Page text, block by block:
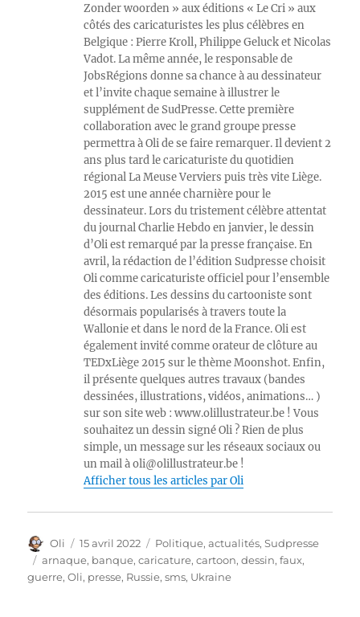
Zonder woorden » aux éditions « Le Cri » aux
côtés des caricaturistes les plus célèbres en
Belgique : Pierre Kroll, Philippe Geluck et Nicolas
Vadot. La même année, le responsable de
JobsRégions donne sa chance à au dessinateur
et l’invite chaque semaine à illustrer le
supplément de SudPresse. Cette première
collaboration avec le grand groupe presse
permettra à Oli de se faire remarquer. Il devient 2
ans plus tard le caricaturiste du quotidien
régional La Meuse Verviers puis très vite Liège.
2015 est une année charnière pour le
dessinateur. Lors du tristement célèbre attentat
du journal Charlie Hebdo en janvier, le dessin
d’Oli est remarqué par la presse française. En
avril, la rédaction de l’édition Sudpresse choisit
Oli comme caricaturiste officiel pour l’ensemble
des éditions. Les dessins du cartooniste sont
désormais popularisés à travers toute la
Wallonie et dans le nord de la France. Oli est
également invité comme orateur de clôture au
TEDxLiège 2015 sur le thème Moonshot. Enfin,
il présente quelques autres travaux (bandes
dessinées, illustrations, vidéos, animations… )
sur son site web : www.olillustrateur.be ! Vous
souhaitez un dessin signé Oli ? Rien de plus
simple, un message sur les réseaux sociaux ou
un mail à oli@olillustrateur.be !
Afficher tous les articles par Oli
Auteur
Oli
Publié
le
15 avril 2022 Catégories
Politique, actualités,Sudpresse
Étiquettes
arnaque, banque,caricature,cartoon,dessin,faux,
guerre,Oli, presse, Russie,sms, Ukraine